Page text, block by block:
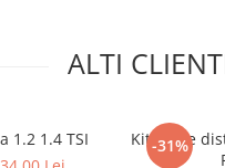
ALTI
1.2 1.4 TSI
-31%
Kit fixare